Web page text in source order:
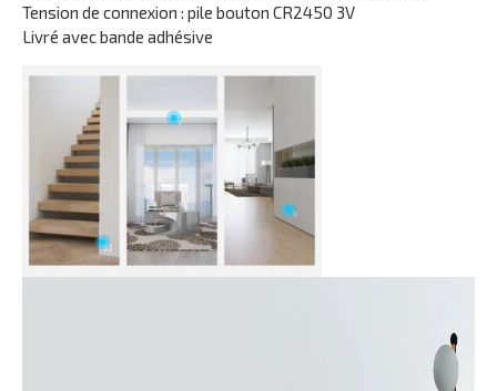
Tension de connexion : pile bouton CR2450 3V
Livré avec bande adhésive